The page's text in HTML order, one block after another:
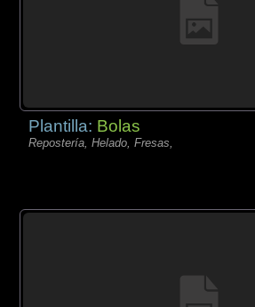
Plantilla: Bolas
Repostería, Helado, Fresas,